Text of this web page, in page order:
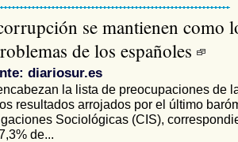
se mantienen como
de los españoles
diariosur.es
la lista de preocupaciones de
resultados arrojados por el último
Sociológicas (CIS),
de...